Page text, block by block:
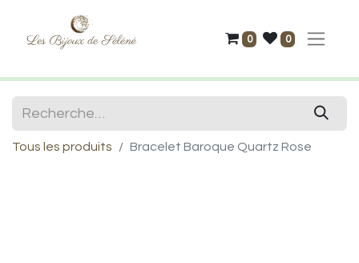
0 0
Tous les produits Bracelet Baroque Quartz Rose